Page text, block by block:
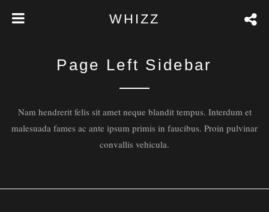
WHIZZ
Page Left Sidebar
Nam hendrerit felis sit amet neque blandit tempus. Interdum et
malesuada fames ac ante ipsum primis in faucibus. Proin pulvinar
convallis vehicula.